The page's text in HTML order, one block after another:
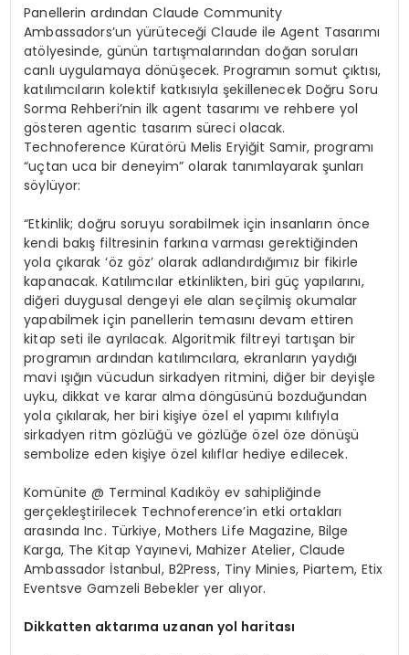
Panellerin ardından Claude Community
Ambassadors’un yürüteceği Claude ile Agent Tasarımı
atölyesinde, günün tartışmalarından doğan soruları
canlı uygulamaya dönüşecek. Programın somut çıktısı,
katılımcıların kolektif katkısıyla şekillenecek Doğru Soru
Sorma Rehberi’nin ilk agent tasarımı ve rehbere yol
gösteren agentic tasarım süreci olacak.
Technoference Küratörü Melis Eryiğit Samir, programı
“uçtan uca bir deneyim” olarak tanımlayarak şunları
söylüyor:
“Etkinlik; doğru soruyu sorabilmek için insanların önce
kendi bakış filtresinin farkına varması gerektiğinden
yola çıkarak ‘öz göz’ olarak adlandırdığımız bir fikirle
kapanacak. Katılımcılar etkinlikten, biri güç yapılarını,
diğeri duygusal dengeyi ele alan seçilmiş okumalar
yapabilmek için panellerin temasını devam ettiren
kitap seti ile ayrılacak. Algoritmik filtreyi tartışan bir
programın ardından katılımcılara, ekranların yaydığı
mavi ışığın vücudun sirkadyen ritmini, diğer bir deyişle
uyku, dikkat ve karar alma döngüsünü bozduğundan
yola çıkılarak, her biri kişiye özel el yapımı kılıfıyla
sirkadyen ritm gözlüğü ve gözlüğe özel öze dönüşü
sembolize eden kişiye özel kılıflar hediye edilecek.
Komünite @ Terminal Kadıköy ev sahipliğinde
gerçekleştirilecek Technoference’in etki ortakları
arasında Inc. Türkiye, Mothers Life Magazine, Bilge
Karga, The Kitap Yayınevi, Mahizer Atelier, Claude
Ambassador İstanbul, B2Press, Tiny Minies, Piartem, Etix
Eventsve Gamzeli Bebekler yer alıyor.
Dikkatten aktarıma uzanan yol haritası